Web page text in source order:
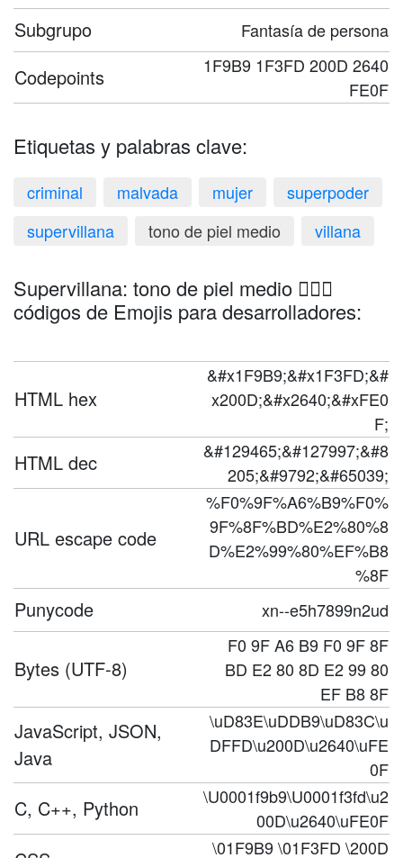
Subgrupo Fantasía de persona
Codepoints
1F9B9 1F3FD 200D 2640
FE0F
Etiquetas y palabras clave:
criminal malvada mujer
superpoder
supervillana
tono de piel medio villana
Supervillana: tono de piel medio 🦹🏽‍♀️
códigos de Emojis para desarrolladores:
HTML hex
&#x1F9B9;&#x1F3FD;&#
x200D;&#x2640;&#xFE0
F;
HTML dec
&#129465;&#127997;&#8
205;&#9792;&#65039;
URL escape code
%F0%9F%A6%B9%F0%
9F%8F%BD%E2%80%8
D%E2%99%80%EF%B8
%8F
Punycode xn--e5h7899n2ud
Bytes (UTF-8)
F0 9F A6 B9 F0 9F 8F
BD E2 80 8D E2 99 80
EF B8 8F
JavaScript, JSON,
Java
\uD83E\uDDB9\uD83C\u
DFFD\u200D\u2640\uFE
0F
C, C++, Python
\U0001f9b9\U0001f3fd\u2
00D\u2640\uFE0F
\01F9B9 \01F3FD \200D